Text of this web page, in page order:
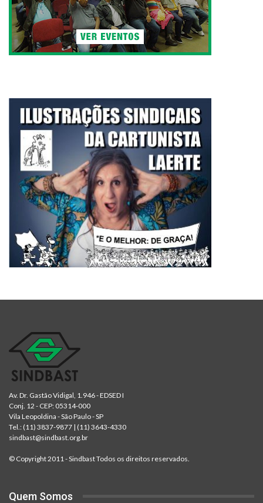
Av. Dr. Gastão Vidigal, 1.946 - EDSED I
Conj. 12 - CEP: 05314-000
Vila Leopoldina - São Paulo - SP
Tel.: (11) 3837-9877 | (11) 3643-4330
sindbast@sindbast.org.br
© Copyright 2011 - Sindbast Todos os direitos reservados.
Quem Somos